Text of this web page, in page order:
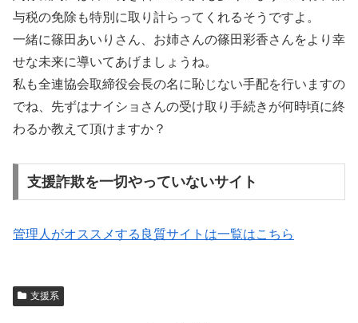
与税の免除も特別に取り計らってくれるそうですよ。
一緒に篠田あいりさん、お姉さんの篠田彩香さんをより幸
せな未来に導いてあげましょうね。
私も全連協会取締役会長の名に恥じない手配を行いますの
でね、先ずはナイショさんの受け取り手続きが何時頃に終
わるか教えて頂けますか？
支援詐欺を一切やっていないサイト
管理人がオススメする良質サイトは一覧はこちら
支援系